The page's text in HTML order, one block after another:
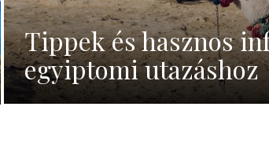
Tippek és hasznos
egyiptomi utazáshoz